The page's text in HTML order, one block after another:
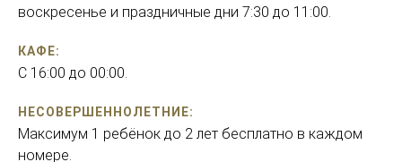
воскресенье и праздничные дни 7:30 до 11:00.
КАФЕ:
C 16:00 до 00:00.
НЕСОВЕРШЕННОЛЕТНИЕ:
Максимум 1 ребёнок до 2 лет бесплатно в каждом
номере.